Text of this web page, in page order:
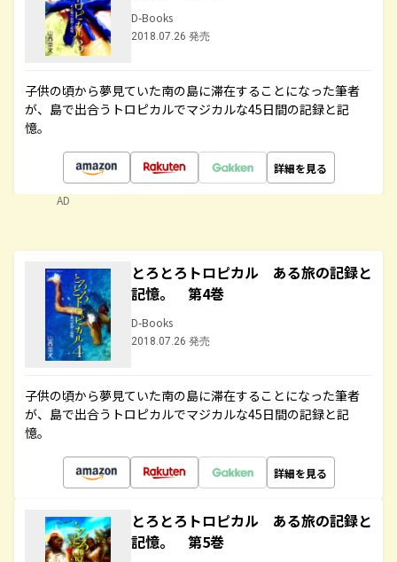
D-Books
2018.07.26 発売
子供の頃から夢見ていた南の島に滞在することになった筆者
が、島で出合うトロピカルでマジカルな45日間の記録と記
憶。
詳細を見る
AD
とろとろトロピカル ある旅の記録と
記憶。 第4巻
D-Books
2018.07.26 発売
子供の頃から夢見ていた南の島に滞在することになった筆者
が、島で出合うトロピカルでマジカルな45日間の記録と記
憶。
詳細を見る
とろとろトロピカル ある旅の記録と
記憶。 第5巻